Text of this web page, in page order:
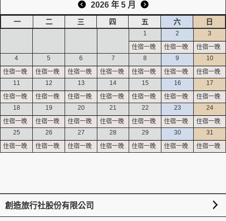
創造旅遊
2026 年 5 月
一 二 三 四 五 六 日
1 2 3
4 5 6 7 8 9 10
11 12 13 14 15 16 17
18 19 20 21 22 23 24
25 26 27 28 29 30 31
創造旅行社股份有限公司